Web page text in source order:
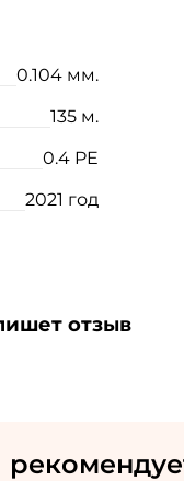
0.104 мм.
135 м.
0.4 PE
2021 год
отзыв